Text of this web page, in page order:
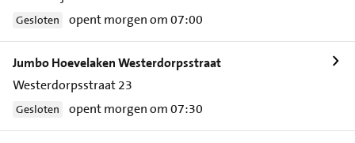
Gesloten opent morgen om 07:00
Jumbo Hoevelaken Westerdorpsstraat
Westerdorpsstraat 23
Gesloten opent morgen om 07:30